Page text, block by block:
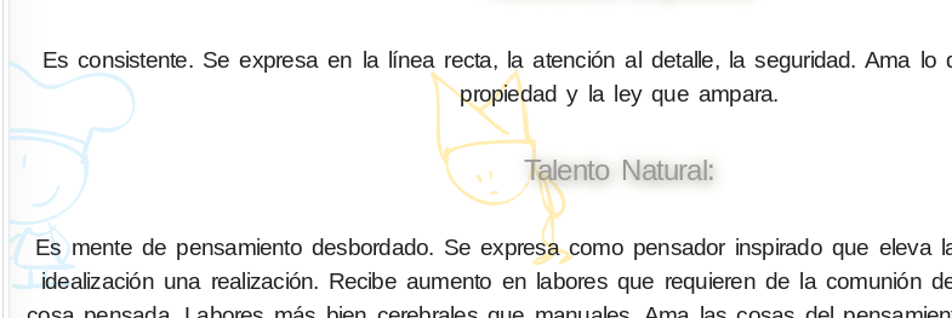
Es consistente. Se expresa en la línea recta, la atención al detalle, la seguridad. Ama lo
propiedad y la ley que ampara.
Talento Natural:
Es mente de pensamiento desbordado. Se expresa como pensador inspirado que eleva
idealización una realización. Recibe aumento en labores que requieren de la comunión